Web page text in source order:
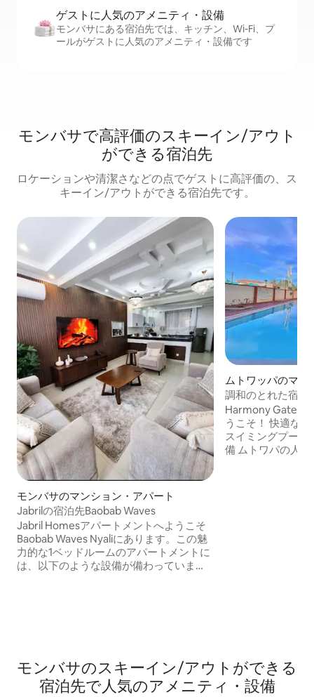
ゲストに人⁠気⁠のア⁠メ⁠ニ⁠テ⁠ィ・設⁠備
モンバサにある宿泊先では、キッチン、Wi-Fi、プ
ールがゲストに人気のアメニティ・設備です
モンバサで高評価のスキーイン/アウト
ができる宿泊先
ロケーションや清潔さなどの点でゲストに高評価の、ス
キーイン/アウトができる宿泊先です。
モンバサのマンション・アパート
Jabrilの宿泊先Baobab Waves
Jabril Homesアパートメントへようこそ
Baobab Waves Nyaliにあります。この魅
力的な1ベッドルームのアパートメントに
は、以下のような設備が備わっていま
ク、ショッピングモール 特徴 高速Wi-Fi
エレベーター ジム ラウンジ 駐車スペース
プール 敷地内に防犯カメラあり 厳重なセ
ムトワッパのマン
パート
調和のとれた宿泊
タワパの人気スポ
Harmony
うこそ！ 快適な滞在をお楽しみください
スイミングプール セルフケータリング設
備 ムトワパの人気スポットへのアクセス
モンバサのスキーイン/アウトができる
宿泊先で人気のアメニティ・設備